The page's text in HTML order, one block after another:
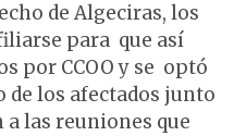
de Algeciras, los
para que así
por CCOO y se optó
de los afectados junto
las reuniones que